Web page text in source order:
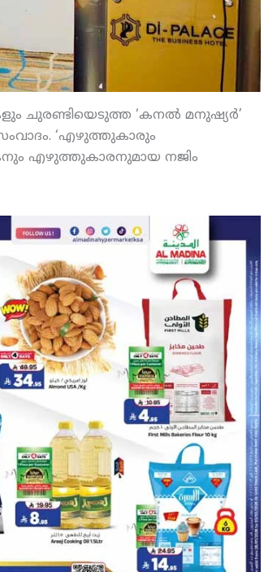
ചുരണ്ടിയെടുത്ത ‘കനല്‍ മനുഷ്യര്‍’
‘എഴുത്തുകാരും
എഴുത്തുകാരനുമായ നജിം